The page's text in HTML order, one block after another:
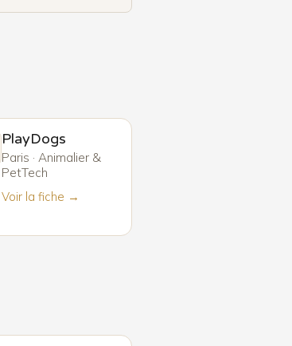
PlayDogs
Paris · Animalier &
PetTech
Voir la fiche →